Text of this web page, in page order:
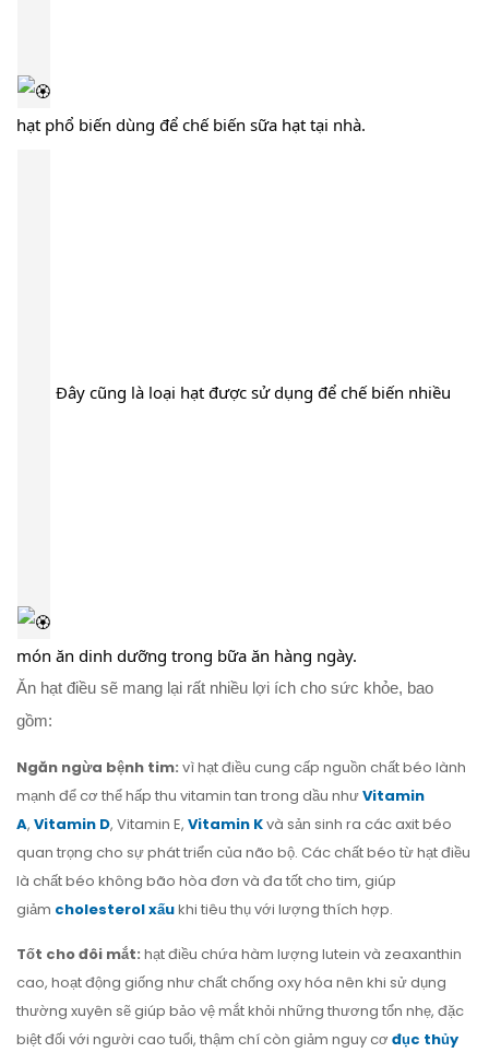
hạt phổ biến dùng để chế biến sữa hạt tại nhà.
Đây cũng là loại hạt được sử dụng để chế biến nhiều
món ăn dinh dưỡng trong bữa ăn hàng ngày.
Ăn hạt điều sẽ mang lại rất nhiều lợi ích cho sức khỏe, bao
gồm:
Ngăn ngừa bệnh tim: vì hạt điều cung cấp nguồn chất béo lành
mạnh để cơ thể hấp thu vitamin tan trong dầu nhưVitamin
A, Vitamin D, Vitamin E, Vitamin Kvà sản sinh ra các axit béo
quan trọng cho sự phát triển của não bộ. Các chất béo từ hạt điều
là chất béo không bão hòa đơn và đa tốt cho tim, giúp
giảm cholesterol xấukhi tiêu thụ với lượng thích hợp.
Tốt cho đôi mắt: hạt điều chứa hàm lượng lutein và zeaxanthin
cao, hoạt động giống như chất chống oxy hóa nên khi sử dụng
thường xuyên sẽ giúp bảo vệ mắt khỏi những thương tổn nhẹ, đặc
biệt đối với người cao tuổi, thậm chí còn giảm nguy cơ đục thủy